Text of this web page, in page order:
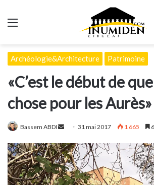
Menu
Archéologie&Architecture Patrimoine
«C’est le début de
chose pour les Aurès»
Bassem ABDI
Envoyer
courriel
31 mai 2017 1 665